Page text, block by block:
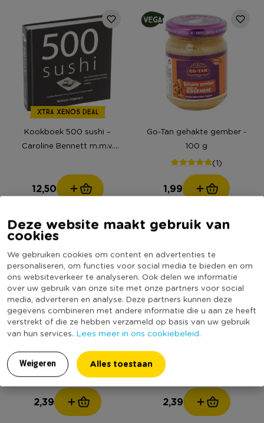
Deze website maakt gebruik van
cookies
We gebruiken cookies om content en advertenties te
personaliseren, om functies voor social media te bieden en om
ons websiteverkeer te analyseren. Ook delen we informatie
over uw gebruik van onze site met onze partners voor social
media, adverteren en analyse. Deze partners kunnen deze
gegevens combineren met andere informatie die u aan ze heeft
verstrekt of die ze hebben verzameld op basis van uw gebruik
van hun services. Lees meer in ons cookiebeleid.
Weigeren Alles toestaan
XTRA XENOS DEAL
Kookboek 500 sushi –
Caroline Bennett m.m.v.
12,50
Go-Tan gehakte gember -
100 g
(1)
1,99
garlic - 240 ml
2,39 2,39